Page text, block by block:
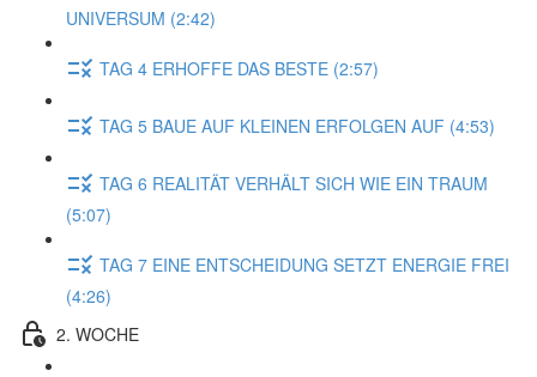
UNIVERSUM (2:42)
TAG 4 ERHOFFE DAS BESTE (2:57)
TAG 5 BAUE AUF KLEINEN ERFOLGEN AUF (4:53)
TAG 6 REALITÄT VERHÄLT SICH WIE EIN TRAUM
(5:07)
TAG 7 EINE ENTSCHEIDUNG SETZT ENERGIE FREI
(4:26)
2. WOCHE